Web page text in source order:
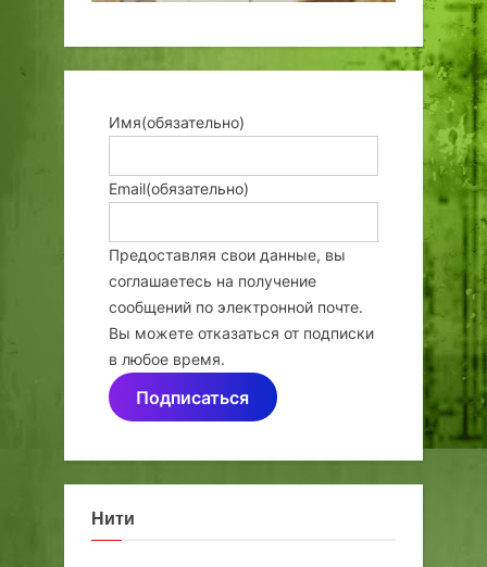
Имя(обязательно)
Email(обязательно)
Предоставляя свои данные, вы
соглашаетесь на получение
сообщений по электронной почте.
Вы можете отказаться от подписки
в любое время.
Подписаться
Нити